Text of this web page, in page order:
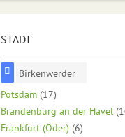
STADT
Birkenwerder
Potsdam (17)
Brandenburg an der Havel
Frankfurt (Oder) (6)